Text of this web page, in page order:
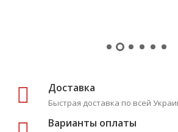
Доставка
Быстрая доставка по всей
Варианты оплаты